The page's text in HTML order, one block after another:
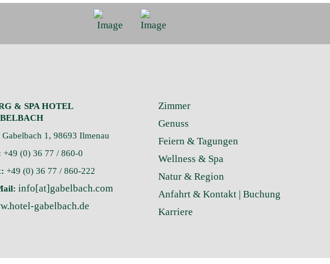
& SPA HOTEL
1, 98693 Ilmenau
+49 (0) 36 77 / 860-0
+49 (0) 36 77 / 860-222
info[at]gabelbach.com
gabelbach.de
Zimmer
Genuss
Feiern & Tagungen
Wellness & Spa
Natur & Region
Anfahrt & Kontakt | Buchung
Karriere